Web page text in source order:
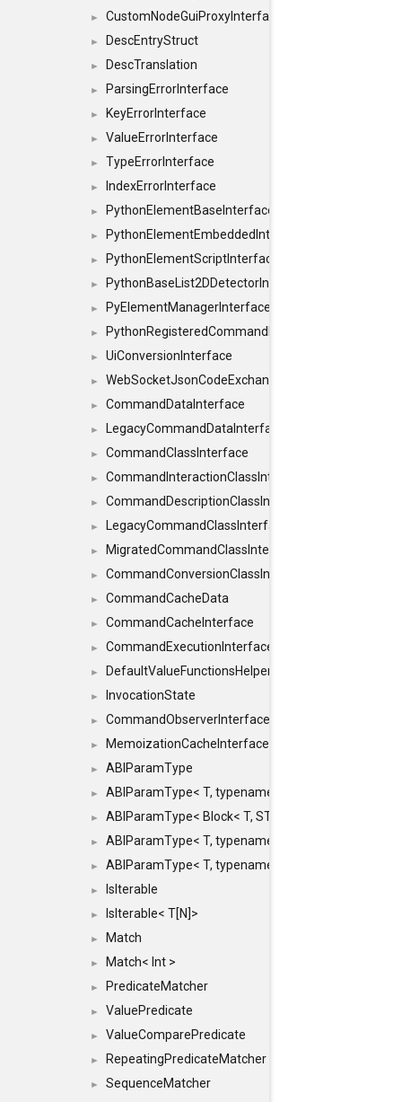
► CustomNodeGuiProxyInterface
► DescEntryStruct
► DescTranslation
► ParsingErrorInterface
► KeyErrorInterface
► ValueErrorInterface
► TypeErrorInterface
► IndexErrorInterface
► PythonElementBaseInterface
► PythonElementEmbeddedInterface
► PythonElementScriptInterface
► PythonBaseList2DDetectorInterface
► PyElementManagerInterface
► PythonRegisteredCommandIdsInterface
► UiConversionInterface
► WebSocketJsonCodeExchangerInterface
► CommandDataInterface
► LegacyCommandDataInterface
► CommandClassInterface
► CommandInteractionClassInterface
► CommandDescriptionClassInterface
► LegacyCommandClassInterface
► MigratedCommandClassInterface
► CommandConversionClassInterface
► CommandCacheData
► CommandCacheInterface
► CommandExecutionInterface
► DefaultValueFunctionsHelper< const Result<
► InvocationState
► CommandObserverInterface
► MemoizationCacheInterface
► ABIParamType
► ABIParamType< T, typename std::enable_if<
► ABIParamType< Block< T, STRIDED, MOVE > >
► ABIParamType< T, typename std::enable_if<
► ABIParamType< T, typename std::enable_if<
► IsIterable
► IsIterable< T[N]>
► Match
► Match< Int >
► PredicateMatcher
► ValuePredicate
► ValueComparePredicate
► RepeatingPredicateMatcher
►
SequenceMatcher